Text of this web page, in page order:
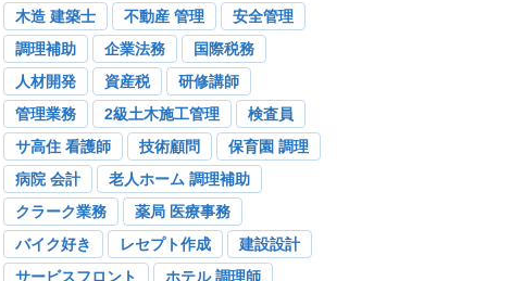
木造 建築士
不動産 管理
安全管理
調理補助
企業法務
国際税務
人材開発
資産税
研修講師
管理業務
2級土木施工管理
検査員
サ高住 看護師
技術顧問
保育園 調理
病院 会計
老人ホーム 調理補助
クラーク業務
薬局 医療事務
バイク好き
レセプト作成
建設設計
サービスフロント
ホテル 調理師